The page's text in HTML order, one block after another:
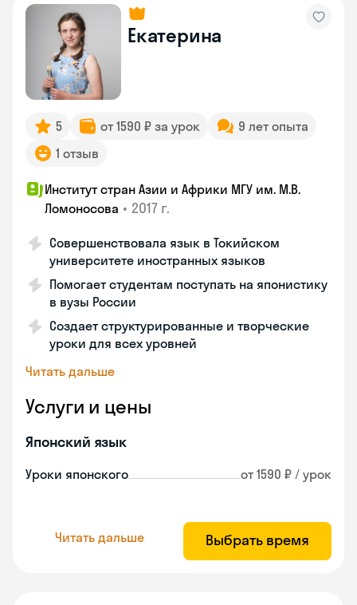
Екатерина
5 от 1590 ₽ за урок
9 лет опыта
1 отзыв
Институт стран Азии и Африки МГУ им. М.В.
Ломоносова • 2017 г.
Совершенствовала язык в Токийском
университете иностранных языков
Помогает студентам поступать на японистику
в вузы России
Создает структурированные и творческие
уроки для всех уровней
Читать дальше
Услуги и цены
Японский язык
Уроки японского от 1590 ₽ / урок
Читать дальше Выбрать время